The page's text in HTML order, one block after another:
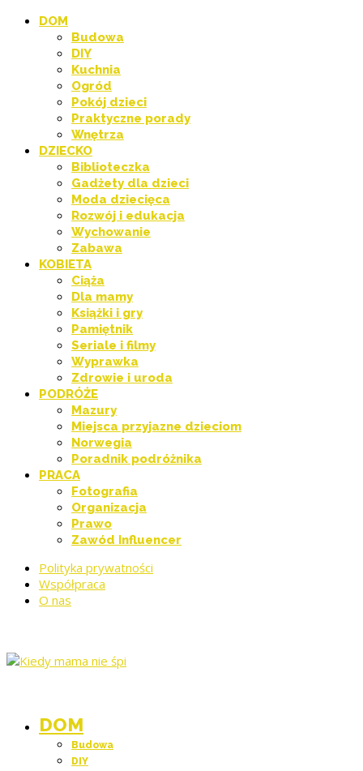
DOM
Budowa
DIY
Kuchnia
Ogród
Pokój dzieci
Praktyczne porady
Wnętrza
DZIECKO
Biblioteczka
Gadżety dla dzieci
Moda dziecięca
Rozwój i edukacja
Wychowanie
Zabawa
KOBIETA
Ciąża
Dla mamy
Książki i gry
Pamiętnik
Seriale i filmy
Wyprawka
Zdrowie i uroda
PODRÓŻE
Mazury
Miejsca przyjazne dzieciom
Norwegia
Poradnik podróżnika
PRACA
Fotografia
Organizacja
Prawo
Zawód Influencer
Polityka prywatności
Współpraca
O nas
DOM
Budowa
DIY